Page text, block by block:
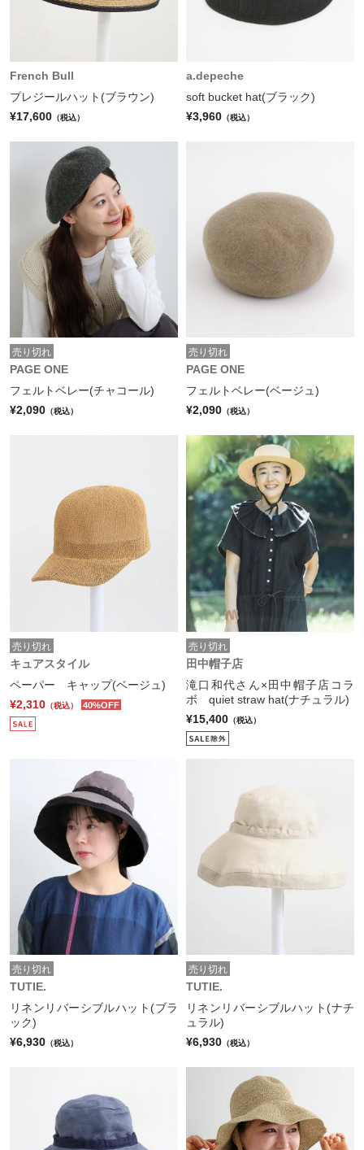
French Bull
プレジールハット(ブラウン)
¥17,600 （税込）
a.depeche
soft bucket hat(ブラック)
¥3,960 （税込）
売り切れ
PAGE ONE
フェルトベレー(チャコール)
¥2,090 （税込）
売り切れ
PAGE ONE
フェルトベレー(ベージュ)
¥2,090 （税込）
売り切れ
キュアスタイル
ペーパー キャップ(ベージュ)
¥2,310 （税込） 40%OFF
売り切れ
田中帽子店
滝口和代さん×田中帽子店コラ
ボ quiet straw hat(ナチュラル)
¥15,400 （税込）
売り切れ
TUTIE.
リネンリバーシブルハット(ブラ
ック)
¥6,930 （税込）
売り切れ
TUTIE.
リネンリバーシブルハット(ナチ
ュラル)
¥6,930 （税込）